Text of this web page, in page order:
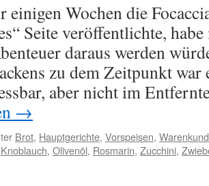
einigen Wochen die
Seite veröffentlichte,
daraus werden
zu dem Zeitpunkt war
aber nicht im
→
Brot, Hauptgerichte, Vorspeisen,
Knoblauch, Olivenöl, Rosmarin, Zucchini,